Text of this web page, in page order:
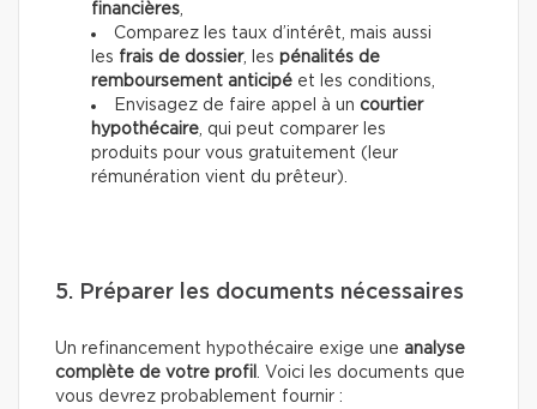
financières,
Comparez les taux d’intérêt, mais aussi
les frais de dossier, les pénalités de
remboursement anticipé et les conditions,
Envisagez de faire appel à un courtier
hypothécaire, qui peut comparer les
produits pour vous gratuitement (leur
rémunération vient du prêteur).
5. Préparer les documents nécessaires
Un refinancement hypothécaire exige une analyse
complète de votre profil . Voici les documents que
vous devrez probablement fournir :